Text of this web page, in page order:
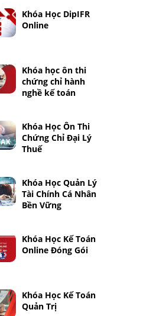
Khóa Học DipIFR
Online
Khóa học ôn thi
chứng chỉ hành
nghề kế toán
Khóa Học Ôn Thi
Chứng Chỉ Đại Lý
Thuế
Khóa Học Quản Lý
Tài Chính Cá Nhân
Bền Vững
Khóa Học Kế Toán
Online Đóng Gói
Khóa Học Kế Toán
Quản Trị